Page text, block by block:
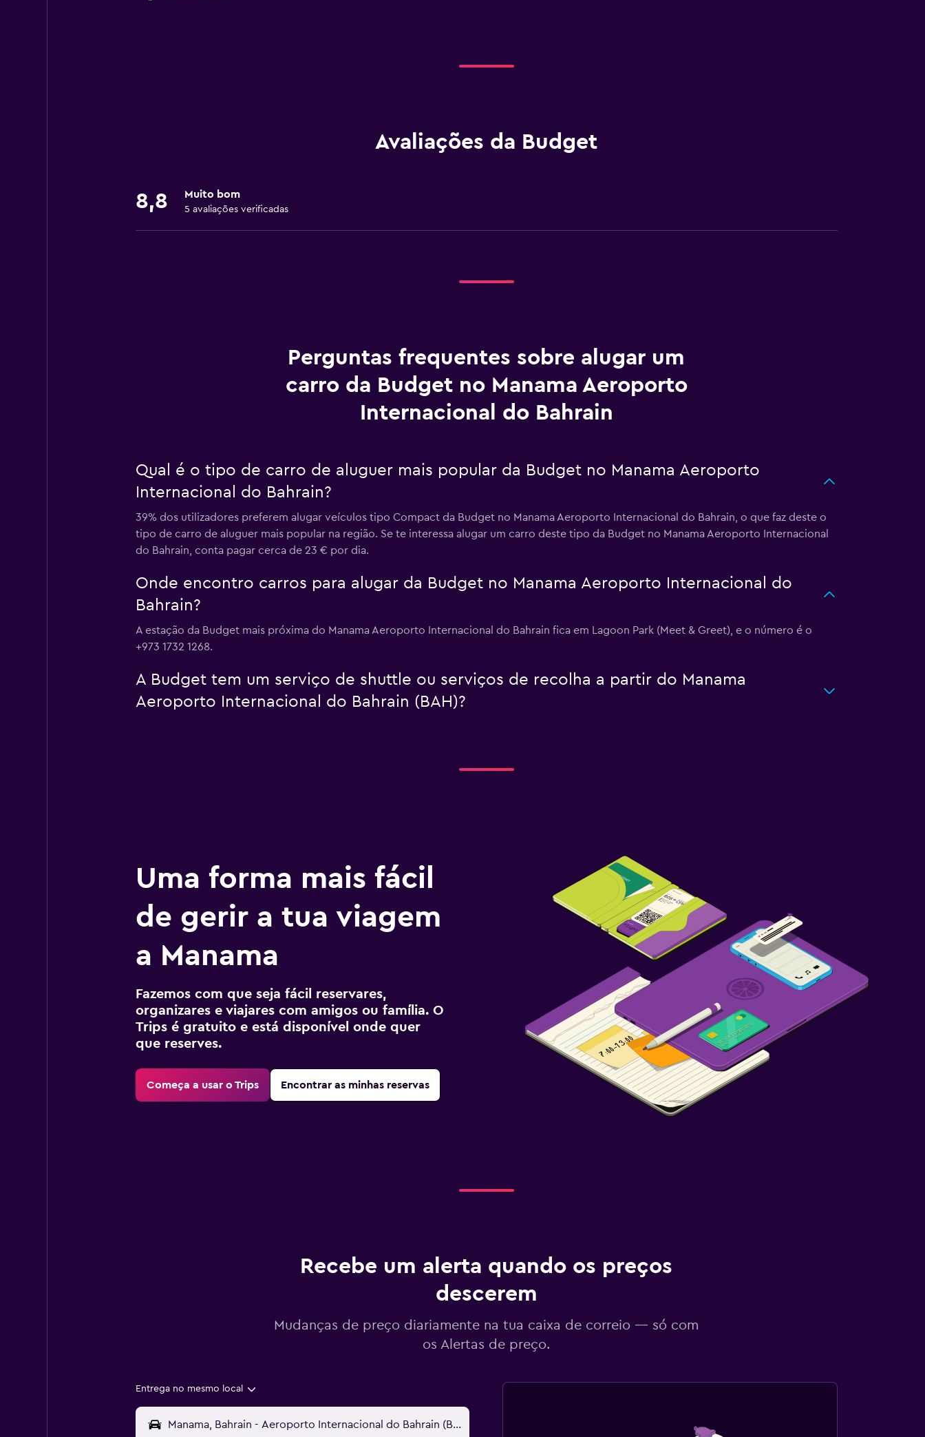
Avaliações da Budget
8,8 Muito bom
5 avaliações verificadas
Perguntas frequentes sobre alugar um
carro da Budget no Manama Aeroporto
Internacional do Bahrain
Qual é o tipo de carro de aluguer mais popular da Budget no Manama Aeroporto
Internacional do Bahrain?
39% dos utilizadores preferem alugar veículos tipo Compact da Budget no Manama Aeroporto Internacional do Bahrain, o que faz deste o
tipo de carro de aluguer mais popular na região. Se te interessa alugar um carro deste tipo da Budget no Manama Aeroporto Internacional
do Bahrain, conta pagar cerca de 23 € por dia.
Onde encontro carros para alugar da Budget no Manama Aeroporto Internacional do
Bahrain?
A estação da Budget mais próxima do Manama Aeroporto Internacional do Bahrain fica em Lagoon Park (Meet & Greet), e o número é o
+973 1732 1268.
A Budget tem um serviço de shuttle ou serviços de recolha a partir do Manama
Aeroporto Internacional do Bahrain (BAH)?
Uma forma mais fácil
de gerir a tua viagem
a Manama
Fazemos com que seja fácil reservares,
organizares e viajares com amigos ou família. O
Trips é gratuito e está disponível onde quer
que reserves.
Começa a usar o Trips Encontrar as minhas reservas
Recebe um alerta quando os preços
descerem
Mudanças de preço diariamente na tua caixa de correio — só com
os Alertas de preço.
Entrega no mesmo local